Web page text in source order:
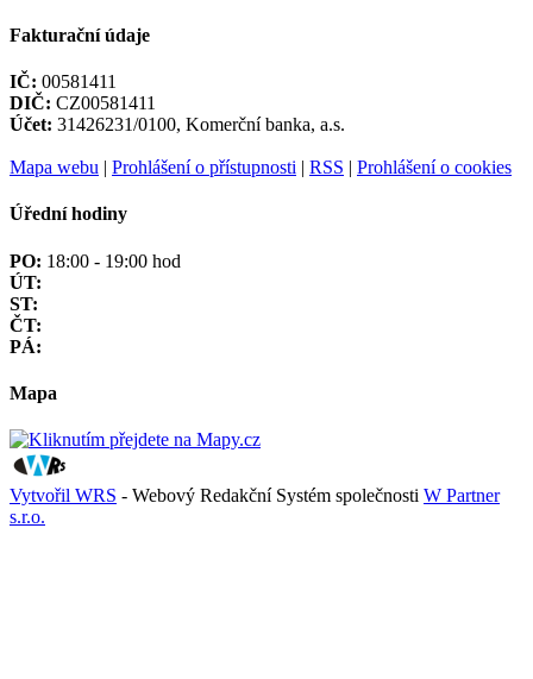
Fakturační údaje
IČ: 00581411
DIČ: CZ00581411
Účet: 31426231/0100, Komerční banka, a.s.
Mapa webu | Prohlášení o přístupnosti | RSS | Prohlášení o cookies
Úřední hodiny
PO: 18:00 - 19:00 hod
ÚT:
ST:
ČT:
PÁ:
Mapa
Vytvořil WRS - Webový Redakční Systém společnosti W Partner
s.r.o.